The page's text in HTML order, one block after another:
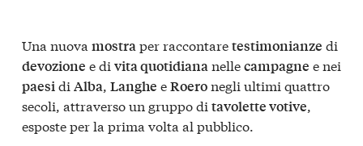
Una nuova mostraper raccontaretestimonianze di
devozione e di vita quotidiananellecampagne e nei
paesidi Alba, Langhe eRoeronegli ultimi quattro
secoli, attraverso un gruppo di tavolette votive,
esposte per la prima volta al pubblico.